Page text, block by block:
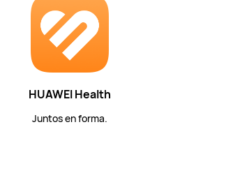
HUAWEI Health
Juntos en forma.